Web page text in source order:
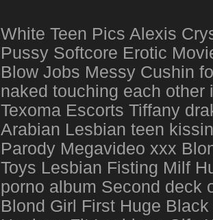
White Teen Pics Alexis
Pussy Softcore Erotic
Blow Jobs Messy Cushin
naked touching each
Texoma Escorts Tiffany
Arabian Lesbian teen
Parody Megavideo xxx
Toys Lesbian Fisting Milf
porno album Second deck
Blond Girl First Huge